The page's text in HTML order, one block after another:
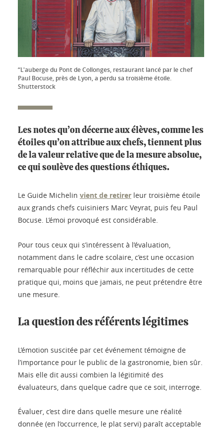
“L'auberge du Pont de Collonges, restaurant lancé par le chef
Paul Bocuse, près de Lyon, a perdu sa troisième étoile.
Shutterstock
Les notes qu’on décerne aux élèves, comme les
étoiles qu’on attribue aux chefs, tiennent plus
de la valeur relative que de la mesure absolue,
ce qui soulève des questions éthiques.
Le Guide Michelin vient de retirer leur troisième étoile
aux grands chefs cuisiniers Marc Veyrat, puis feu Paul
Bocuse. L’émoi provoqué est considérable.
Pour tous ceux qui s’intéressent à l’évaluation,
notamment dans le cadre scolaire, c’est une occasion
remarquable pour réfléchir aux incertitudes de cette
pratique qui, moins que jamais, ne peut prétendre être
une mesure.
La question des référents légitimes
L’émotion suscitée par cet événement témoigne de
l’importance pour le public de la gastronomie, bien sûr.
Mais elle dit aussi combien la légitimité des
évaluateurs, dans quelque cadre que ce soit, interroge.
Évaluer, c’est dire dans quelle mesure une réalité
donnée (en l’occurrence, le plat servi) paraît acceptable